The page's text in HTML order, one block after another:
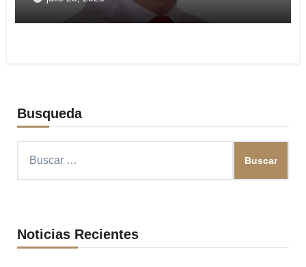
Busqueda
Noticias Recientes